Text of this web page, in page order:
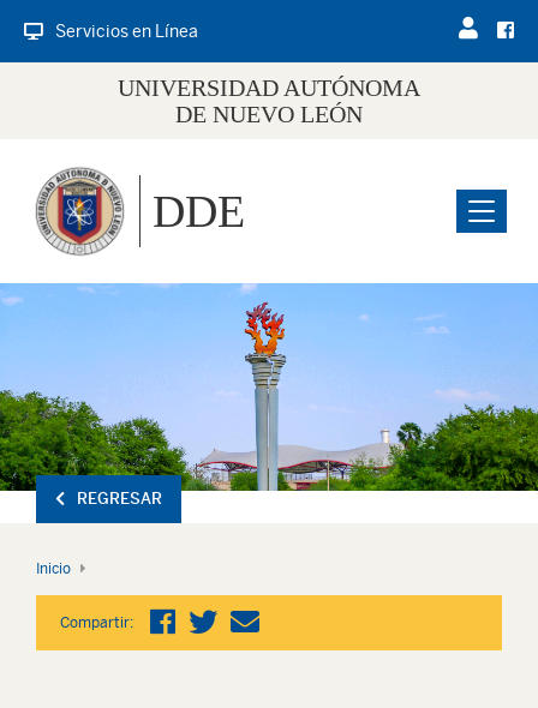
Servicios en Línea
UNIVERSIDAD AUTÓNOMA
DE NUEVO LEÓN
Menu
DDE
REGRESAR
Inicio
Compartir: